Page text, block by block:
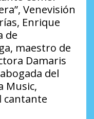
Venevisión
Enrique
de
maestro de
Damaris
del
Music,
cantante